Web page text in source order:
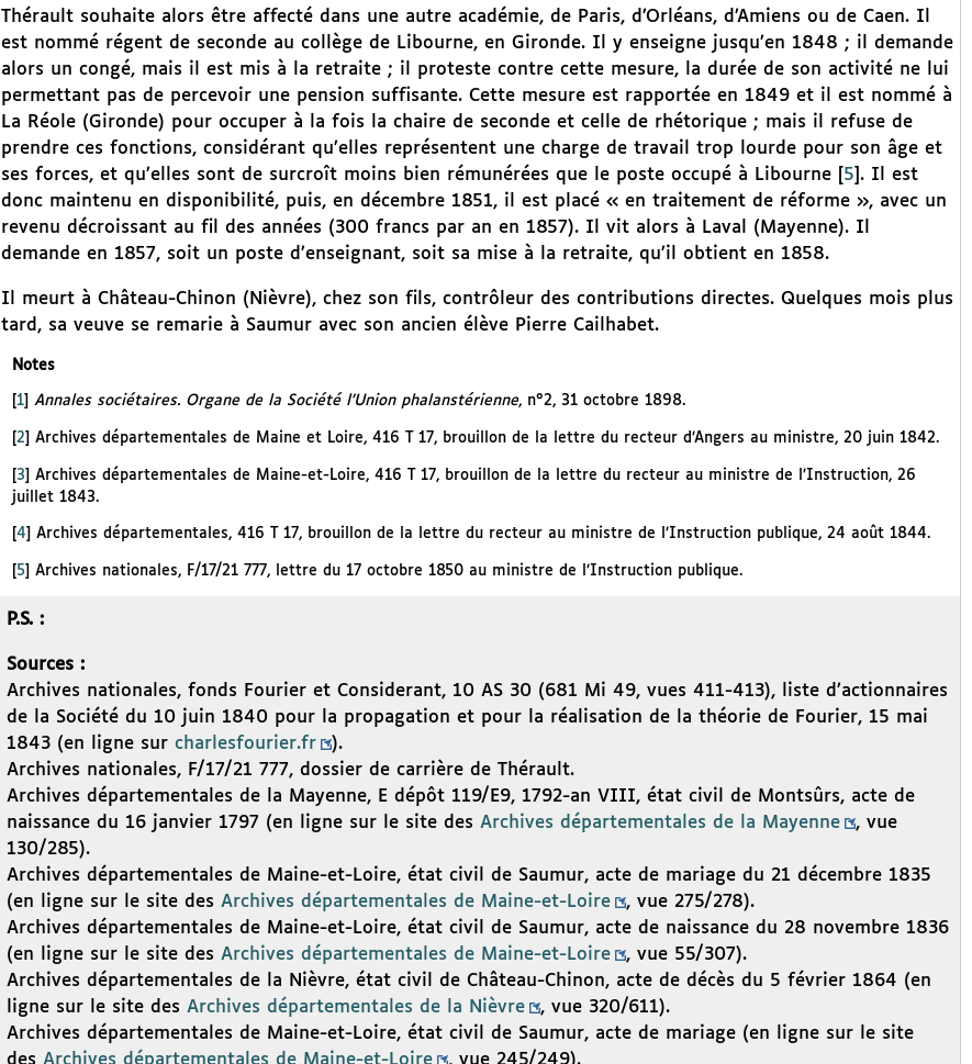
Thérault souhaite alors être affecté dans une autre académie, de Paris, d’Orléans, d’Amiens ou de Caen. Il
est nommé régent de seconde au collège de Libourne, en Gironde. Il y enseigne jusqu’en 1848 ; il demande
alors un congé, mais il est mis à la retraite ; il proteste contre cette mesure, la durée de son activité ne lui
permettant pas de percevoir une pension suffisante. Cette mesure est rapportée en 1849 et il est nommé à
La Réole (Gironde) pour occuper à la fois la chaire de seconde et celle de rhétorique ; mais il refuse de
prendre ces fonctions, considérant qu’elles représentent une charge de travail trop lourde pour son âge et
ses forces, et qu’elles sont de surcroît moins bien rémunérées que le poste occupé à Libourne[ 5 . Il est
donc maintenu en disponibilité, puis, en décembre 1851, il est placé « en traitement de réforme », avec un
revenu décroissant au fil des années (300 francs par an en 1857). Il vit alors à Laval (Mayenne). Il
demande en 1857, soit un poste d’enseignant, soit sa mise à la retraite, qu’il obtient en 1858.
Il meurt à Château-Chinon (Nièvre), chez son fils, contrôleur des contributions directes. Quelques mois plus
tard, sa veuve se remarie à Saumur avec son ancien élève Pierre Cailhabet.
Notes
1] Annales sociétaires. Organe de la Société l’Union phalanstérienne, n°2, 31 octobre 1898.
2 Archives départementales de Maine et Loire, 416 T 17, brouillon de la lettre du recteur d’Angers au ministre, 20 juin 1842.
[3] Archives départementales de Maine-et-Loire, 416 T 17, brouillon de la lettre du recteur au ministre de l’Instruction, 26
juillet 1843.
4 Archives départementales, 416 T 17, brouillon de la lettre du recteur au ministre de l’Instruction publique, 24 août 1844.
[5] Archives nationales, F/17/21 777, lettre du 17 octobre 1850 au ministre de l’Instruction publique.
P.S. :
Sources :
Archives nationales, fonds Fourier et Considerant, 10 AS 30 (681 Mi 49, vues 411-413), liste d’actionnaires
de la Société du 10 juin 1840 pour la propagation et pour la réalisation de la théorie de Fourier, 15 mai
1843 (en ligne sur charlesfourier.fr
).
Archives nationales, F/17/21 777, dossier de carrière de Thérault.
Archives départementales de la Mayenne, E dépôt 119/E9, 1792-an VIII, état civil de Montsûrs, acte de
naissance du 16 janvier 1797 (en ligne sur le site des Archives départementales de la Mayenne
, vue
130/285).
Archives départementales de Maine-et-Loire, état civil de Saumur, acte de mariage du 21 décembre 1835
(en ligne sur le site des Archives départementales de Maine-et-Loire
, vue 275/278).
Archives départementales de Maine-et-Loire, état civil de Saumur, acte de naissance du 28 novembre 1836
(en ligne sur le site des Archives départementales de Maine-et-Loire
, vue 55/307).
Archives départementales de la Nièvre, état civil de Château-Chinon, acte de décès du 5 février 1864 (en
ligne sur le site des Archives départementales de la Nièvre
, vue 320/611).
Archives départementales de Maine-et-Loire, état civil de Saumur, acte de mariage (en ligne sur le site
des Archives départementales de Maine-et-Loire , vue 245/249).